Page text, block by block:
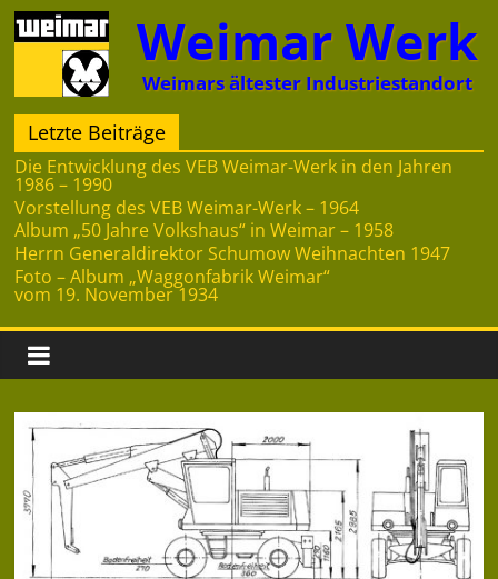
Zum
Inhalt
springen
Weimar Werk
Weimars ältester Industriestandort
Letzte Beiträge
Die Entwicklung des VEB Weimar-Werk in den Jahren
1986 – 1990
Vorstellung des VEB Weimar-Werk – 1964
Album „50 Jahre Volkshaus“ in Weimar – 1958
Herrn Generaldirektor Schumow Weihnachten 1947
Foto – Album „Waggonfabrik Weimar“
vom 19. November 1934